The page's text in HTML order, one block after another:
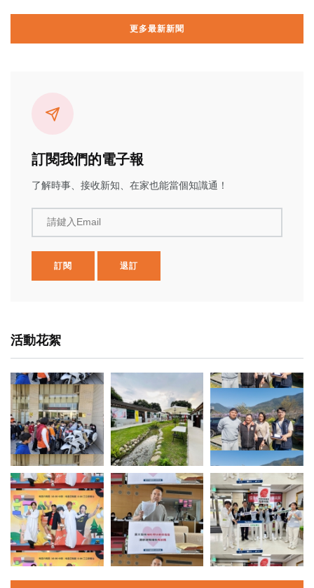
更多最新新聞
訂閱我們的電子報
了解時事、接收新知、在家也能當個知識通！
請鍵入Email
訂閱 退訂
活動花絮